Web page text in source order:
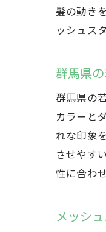
髪の動き
ッシュス
群馬県
群馬県の
カラーと
れな印象
させやす
性に合わ
メッシ